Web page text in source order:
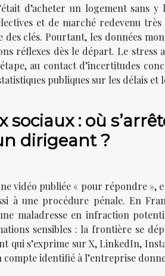
d’acheter un logement sans y
et de marché redevenu
clés. Pourtant, les données
réflexes dès le départ. Le stress
au contact d’incertitudes
publiques sur les délais et
sociaux : où
dirigeant ?
vidéo publiée « pour répondre »,
à une procédure pénale. En
maladresse en infraction
sensibles : la frontière se
qui s’exprime sur X, LinkedIn,
identifié à l’entreprise